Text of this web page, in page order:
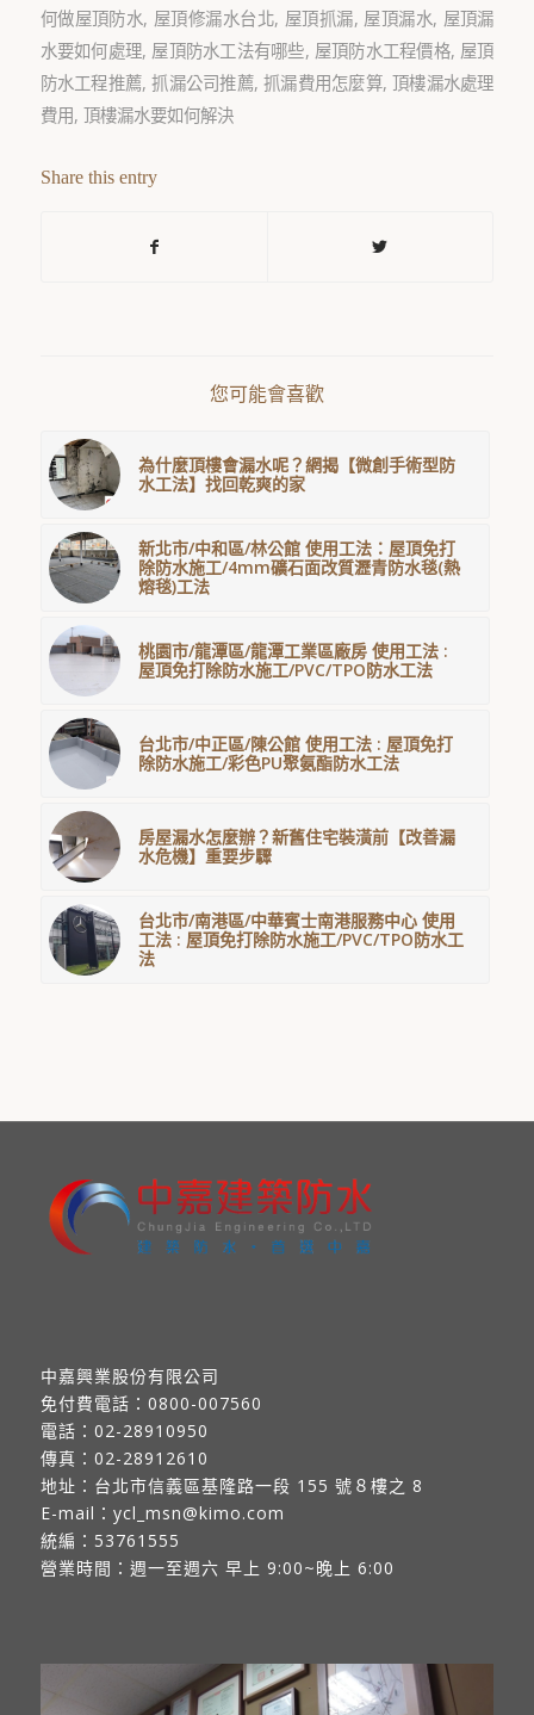
何做屋頂防水, 屋頂修漏水台北, 屋頂抓漏, 屋頂漏水, 屋頂漏
水要如何處理, 屋頂防水工法有哪些, 屋頂防水工程價格, 屋頂
防水工程推薦,抓漏公司推薦,抓漏費用怎麼算,頂樓漏水處理
費用, 頂樓漏水要如何解決
Share this entry
您可能會喜歡
為什麼頂樓會漏水呢？網揭【微創手術型防
水工法】找回乾爽的家
新北市/中和區/林公館 使用工法：屋頂免打
除防水施工/4mm礦石面改質瀝青防水毯(熱
熔毯)工法
桃園市/龍潭區/龍潭工業區廠房 使用工法 :
屋頂免打除防水施工/PVC/TPO防水工法
台北市/中正區/陳公館 使用工法 : 屋頂免打
除防水施工/彩色PU聚氨酯防水工法
房屋漏水怎麼辦？新舊住宅裝潢前【改善漏
水危機】重要步驟
台北市/南港區/中華賓士南港服務中心 使用
工法 : 屋頂免打除防水施工/PVC/TPO防水工
法
中嘉興業股份有限公司
免付費電話： 0800-007560
電話： 02-28910950
傳真： 02-28912610
地址： 台北市信義區基隆路一段 155 號８樓之 8
E-mail： ycl_msn@kimo.com
統編：53761555
營業時間：週一至週六 早上 9:00~晚上 6:00